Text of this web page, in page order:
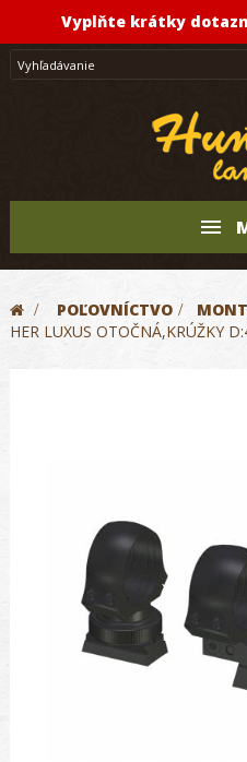
Vyplňte krátky
> POĽOVNÍCTVO >
HER LUXUS OTOČNÁ,KRÚŽKY